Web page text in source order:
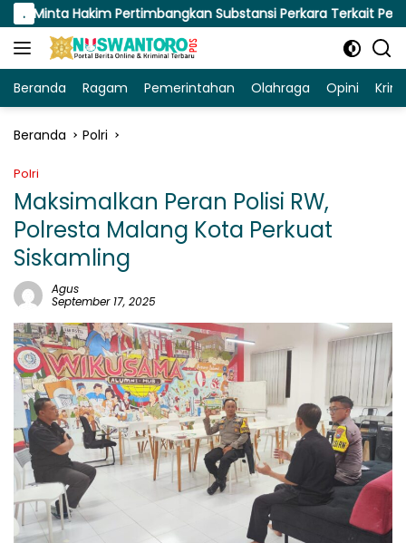
Langsung
ke
konten
.
Pertimbangkan Substansi Perkara Terkait Pembangkangan
Beranda Ragam Pemerintahan Olahraga Opini
Beranda Polri
Polri
Maksimalkan Peran Polisi RW,
Polresta Malang Kota Perkuat
Siskamling
Agus
September 17, 2025